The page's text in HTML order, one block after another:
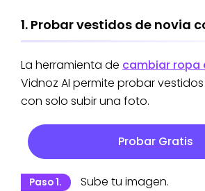
1. Probar vestidos de novia
La herramienta de cambiar ropa
Vidnoz AI permite probar
con solo subir una foto.
Probar Gratis
Paso 1. Sube tu imagen.